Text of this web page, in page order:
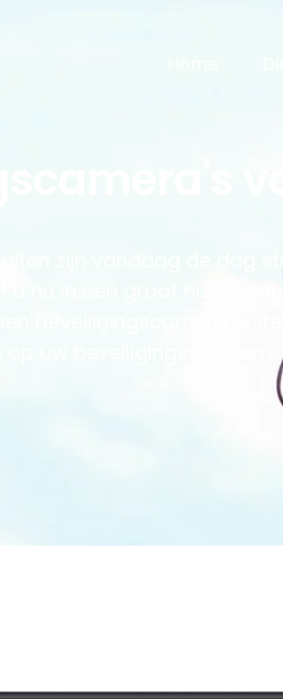
zijn vandaag de dag
u nu in een groot huis
beveiligingscamera